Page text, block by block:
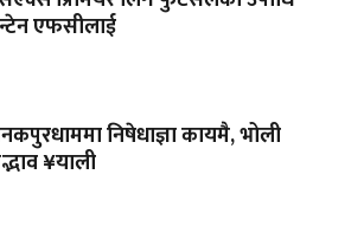
एफसीलाई
निषेधाज्ञा कायमै, भोली
¥याली